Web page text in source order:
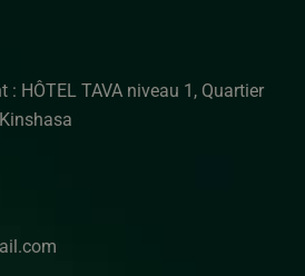
: HÔTEL TAVA niveau 1, Quartier